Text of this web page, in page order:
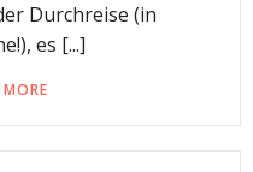
Durchreise (in
es [...]